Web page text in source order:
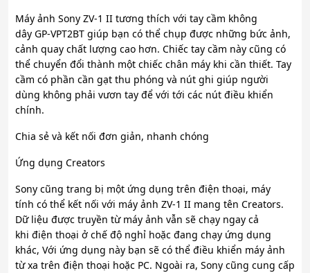
Máy ảnh Sony ZV-1 II tương thích với tay cầm không
dây GP-VPT2BT giúp bạn có thể chụp được những bức ảnh,
cảnh quay chất lượng cao hơn. Chiếc tay cầm này cũng có
thể chuyển đổi thành một chiếc chân máy khi cần thiết. Tay
cầm có phần cần gạt thu phóng và nút ghi giúp người
dùng không phải vươn tay để với tới các nút điều khiển
chính.
Chia sẻ và kết nối đơn giản, nhanh chóng
Ứng dụng Creators
Sony cũng trang bị một ứng dụng trên điện thoại, máy
tính có thể kết nối với máy ảnh ZV-1 II mang tên Creators.
Dữ liệu được truyền từ máy ảnh vẫn sẽ chạy ngay cả
khi điện thoại ở chế độ nghỉ hoặc đang chạy ứng dụng
khác, Với ứng dụng này bạn sẽ có thể điều khiển máy ảnh
từ xa trên điện thoại hoặc PC. Ngoài ra, Sony cũng cung cấp